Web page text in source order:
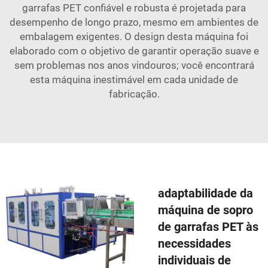
garrafas PET confiável e robusta é projetada para
desempenho de longo prazo, mesmo em ambientes de
embalagem exigentes. O design desta máquina foi
elaborado com o objetivo de garantir operação suave e
sem problemas nos anos vindouros; você encontrará
esta máquina inestimável em cada unidade de
fabricação.
adaptabilidade da
máquina de sopro
de garrafas PET às
necessidades
individuais de